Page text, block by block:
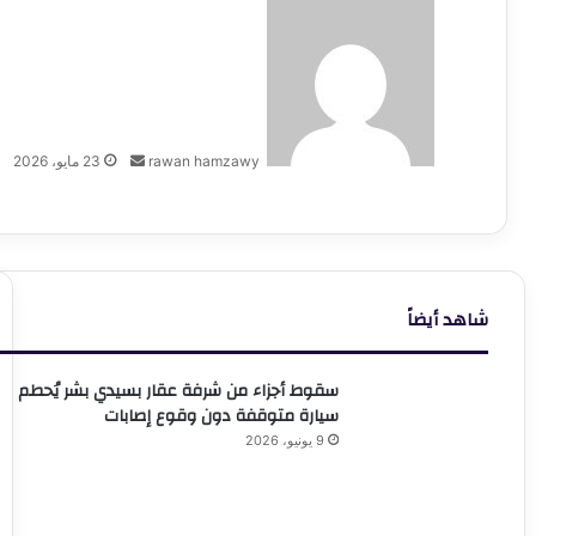
rawan hamzawy 23 مايو، 2026
شاهد أيضاً
سقوط أجزاء من شرفة عقار بسيدي بشر يُحطم
سيارة متوقفة دون وقوع إصابات
9 يونيو، 2026